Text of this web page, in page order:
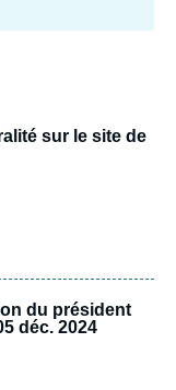
sur le site de
du président
déc. 2024